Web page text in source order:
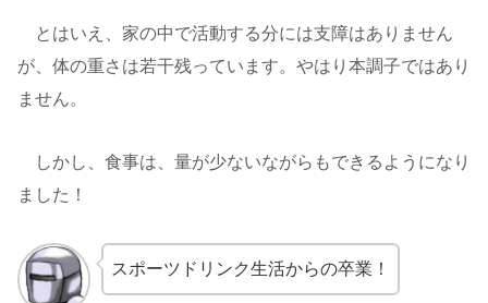
とはいえ、家の中で活動する分には支障はありません
が、体の重さは若干残っています。やはり本調子ではあり
ません。
しかし、食事は、量が少ないながらもできるようになり
ました！
スポーツドリンク生活からの卒業！